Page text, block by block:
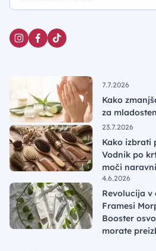
7.7.2026
Kako
za
23.7.2026
Kako izbrati
Vodnik po
moči
4.6.2026
Revolucija v
Framesi
Booster
morate